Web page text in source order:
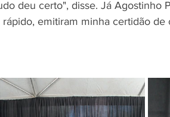
deu certo", disse. Já Agostinho
emitiram minha certidão